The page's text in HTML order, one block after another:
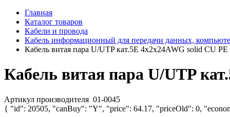
Главная
Каталог товаров
Кабели и провода
Кабель информационный для передачи данных,
Кабель витая пара U/UTP кат.5E 4х2х24AWG solid CU
Кабель витая пара U/UTP
Артикул производителя 01-0045
{ "id": 20505, "canBuy": "Y", "price": 64.17, "priceOld": 0,